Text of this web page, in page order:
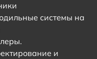
системы на
и